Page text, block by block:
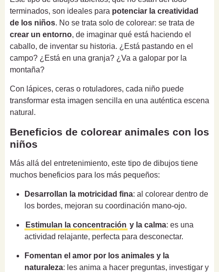
terminados, son ideales para potenciar la creatividad
de los niños. No se trata solo de colorear: se trata de
crear un entorno, de imaginar qué está haciendo el
caballo, de inventar su historia. ¿Está pastando en el
campo? ¿Está en una granja? ¿Va a galopar por la
montaña?
Con lápices, ceras o rotuladores, cada niño puede
transformar esta imagen sencilla en una auténtica escena
natural.
Beneficios de colorear animales con los
niños
Más allá del entretenimiento, este tipo de dibujos tiene
muchos beneficios para los más pequeños:
Desarrollan la motricidad fina: al colorear dentro de
los bordes, mejoran su coordinación mano-ojo.
Estimulan la concentración y la calma: es una
actividad relajante, perfecta para desconectar.
Fomentan el amor por los animales y la
naturaleza: les anima a hacer preguntas, investigar y